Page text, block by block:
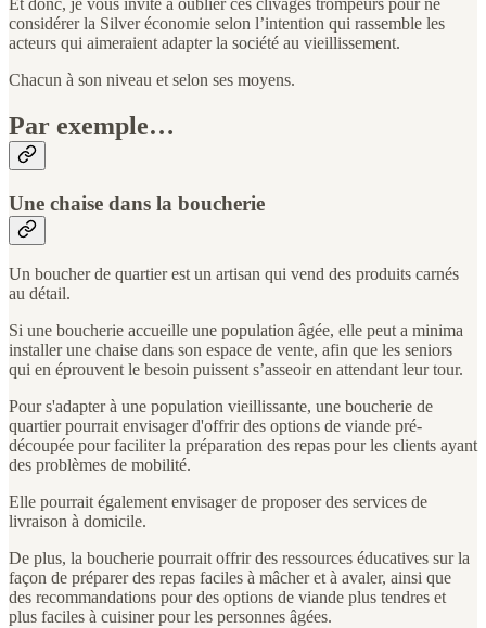
Et donc, je vous invite à oublier ces clivages trompeurs pour ne
considérer la Silver économie selon l’intention qui rassemble les
acteurs qui aimeraient adapter la société au vieillissement.
Chacun à son niveau et selon ses moyens.
Par exemple…
Une chaise dans la boucherie
Un boucher de quartier est un artisan qui vend des produits carnés
au détail.
Si une boucherie accueille une population âgée, elle peut a minima
installer une chaise dans son espace de vente, afin que les seniors
qui en éprouvent le besoin puissent s’asseoir en attendant leur tour.
Pour s'adapter à une population vieillissante, une boucherie de
quartier pourrait envisager d'offrir des options de viande pré-
découpée pour faciliter la préparation des repas pour les clients ayant
des problèmes de mobilité.
Elle pourrait également envisager de proposer des services de
livraison à domicile.
De plus, la boucherie pourrait offrir des ressources éducatives sur la
façon de préparer des repas faciles à mâcher et à avaler, ainsi que
des recommandations pour des options de viande plus tendres et
plus faciles à cuisiner pour les personnes âgées.